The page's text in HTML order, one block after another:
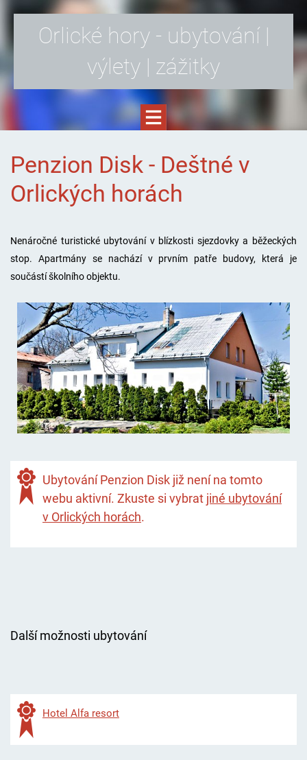
Orlické hory - ubytování |
výlety | zážitky
Penzion Disk - Deštné v
Orlických horách
Nenáročné turistické ubytování v blízkosti sjezdovky a běžeckých
stop. Apartmány se nachází v prvním patře budovy, která je
součástí školního objektu.
Ubytování Penzion Disk již není na tomto
webu aktivní. Zkuste si vybrat jiné ubytování
v Orlických horách.
Další možnosti ubytování
Hotel Alfa resort